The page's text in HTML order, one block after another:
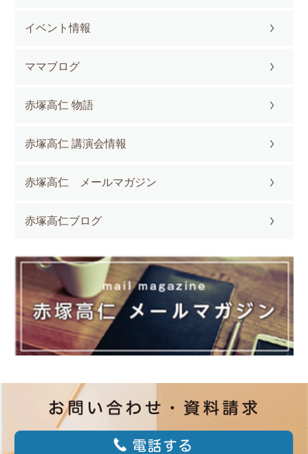
イベント情報
ママブログ
赤塚高仁 物語
赤塚高仁 講演会情報
赤塚高仁 メールマガジン
赤塚高仁ブログ